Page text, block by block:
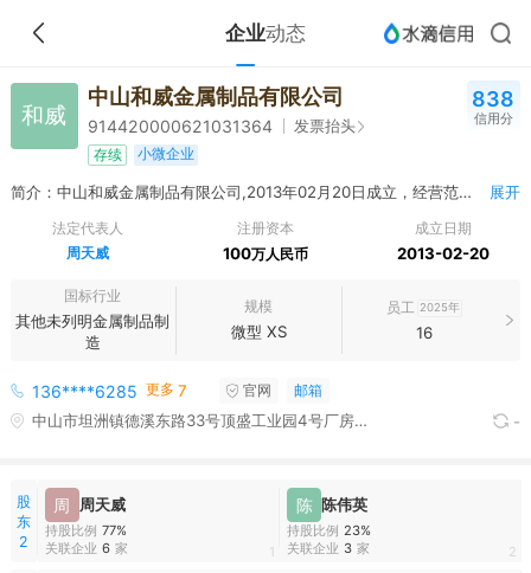
企业动态
和威
中山和威金属制品有限公司
914420000621031364 发票抬头
存续 小微企业
838
信用分
简介：中山和威金属制品有限公司,2013年02月20日成立，经营范围包括一般项目：安全、消防用金属制品制造,建筑装饰,水暖管道零件及其他建筑用金属制品制造,金属结构制造,家具制造,喷涂加工,家居用品销售,家具安装和维修服务,工艺美术品及礼仪用品制造（象牙及其制品除外）,气体、液体分离及纯净设备制造,气体、液体分离及纯净设备销售,五金产品零售,日用百货销售,建筑材料销售,包装材料及制品销售,建筑装饰材料销售,金属材料销售,金属制品销售,日用品批发,各类工程建设活动. 展开
法定代表人
周天威
注册资本
100万人民币
成立日期
2013-02-20
国标行业
其他未列明金属制品制
造
规模
微型 XS
员工 2025年
16
136****6285 更多 7 官网 邮箱
中山市坦洲镇德溪东路33号顶盛工业园4号厂房1楼A面B面 -
股
东
2
周 周天威
持股比例 77%
关联企业 6 家 1
陈 陈伟英
持股比例 23%
关联企业 3 家 2